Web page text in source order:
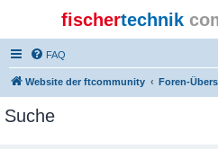
fischertechnik
FAQ
Website der ftcommunity Foren-
Suche